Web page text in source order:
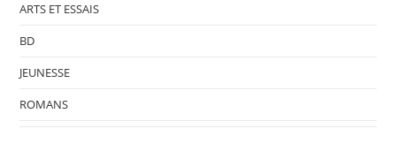
ARTS ET ESSAIS
BD
JEUNESSE
ROMANS